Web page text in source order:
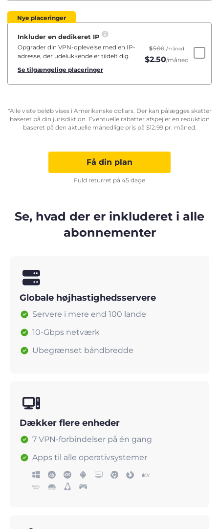
Nye placeringer
Inkluder en dedikeret IP
Opgrader din VPN-oplevelse med en IP-
adresse, der udelukkende er tildelt dig.
Se tilgængelige placeringer
$5.00 /måned
$2.50/måned
*Alle viste beløb vises i Amerikanske dollars. Der kan pålægges skatter
baseret på din jurisdiktion. Eventuelle rabatter afspejler en reduktion
baseret på den aktuelle månedlige pris på $12.99pr. måned.
Få din plan
Fuld returret på 45 dage
Se, hvad der er inkluderet i alle
abonnementer
Globale højhastighedsservere
Servere i mere end 100 lande
10-Gbps netværk
Ubegrænset båndbredde
Dækker flere enheder
7 VPN-forbindelser på én gang
Apps til alle operativsystemer